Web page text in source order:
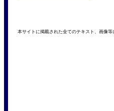
本サイトに掲載された全てのテキスト、画像